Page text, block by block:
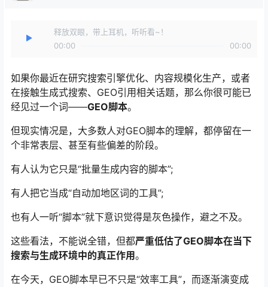
释放双眼，带上耳机，听听看~！
00:00
00:00
如果你最近在研究搜索引擎优化、内容规模化生产，或者
在接触生成式搜索、GEO引用相关话题，那么你很可能已
经见过一个词——GEO脚本。
但现实情况是，大多数人对GEO脚本的理解，都停留在一
个非常表层、甚至有些偏差的阶段。
有人认为它只是“批量生成内容的脚本”;
有人把它当成“自动加地区词的工具”;
也有人一听“脚本”就下意识觉得是灰色操作，避之不及。
这些看法，不能说全错，但都严重低估了GEO脚本在当下
搜索与生成环境中的真正作用。
在今天，GEO脚本早已不只是“效率工具”，而逐渐演变成